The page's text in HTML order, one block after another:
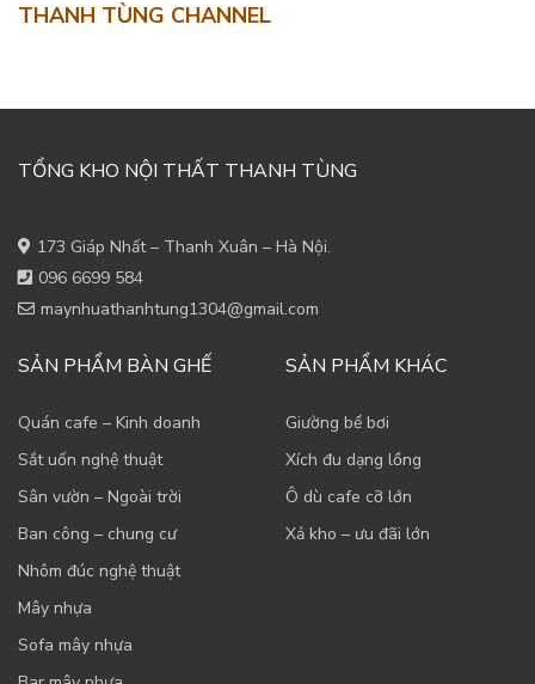
THANH TÙNG CHANNEL
TỔNG KHO NỘI THẤT THANH TÙNG
173 Giáp Nhất – Thanh Xuân – Hà Nội.
096 6699 584
maynhuathanhtung1304@gmail.com
SẢN PHẨM BÀN GHẾ
Quán cafe – Kinh doanh
Sắt uốn nghệ thuật
Sân vườn – Ngoài trời
Ban công – chung cư
Nhôm đúc nghệ thuật
Mây nhựa
Sofa mây nhựa
SẢN PHẨM KHÁC
Giường bể bơi
Xích đu dạng lồng
Ô dù cafe cỡ lớn
Xả kho – ưu đãi lớn